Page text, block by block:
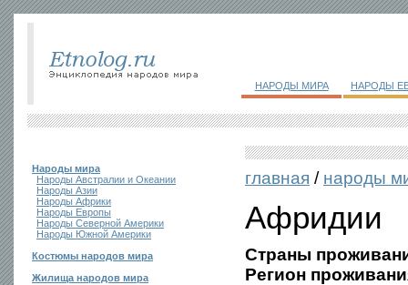
НАРОДЫ МИРА НАРОДЫ
Народы мира
Народы Австралии и Океании
Народы Азии
Народы Африки
Народы Европы
Народы Северной Америки
Народы Южной Америки
Костюмы народов мира
Жилища народов мира
главная / народы
Афридии
Страны
Регион